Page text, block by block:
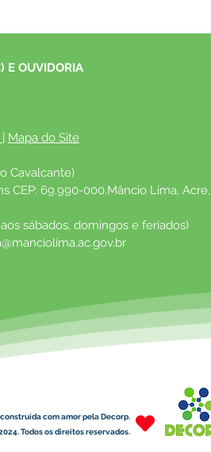
E OUVIDORIA
| Mapa do Site
Cavalcante)
CEP: 69.990-000.Mâncio Lima, Acre,
sábados, domingos e feriados)
com amor pela Decorp.
Todos os direitos reservados.